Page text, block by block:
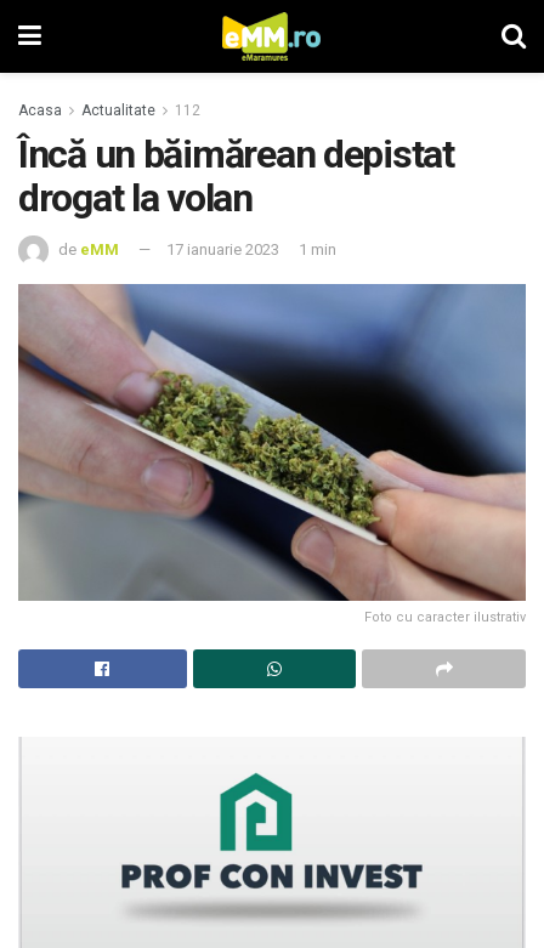
Acasa Actualitate 112
Încă un băimărean depistat
drogat la volan
de eMM 17 ianuarie 2023 1 min
Foto cu caracter ilustrativ